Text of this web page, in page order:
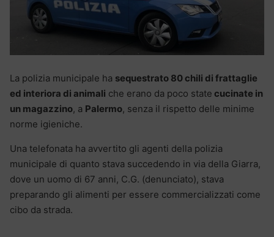
La polizia municipale ha sequestrato 80 chili di frattaglie
ed interiora di animali che erano da poco state cucinate in
un magazzino, a Palermo, senza il rispetto delle minime
norme igieniche.
Una telefonata ha avvertito gli agenti della polizia
municipale di quanto stava succedendo in via della Giarra,
dove un uomo di 67 anni, C.G. (denunciato), stava
preparando gli alimenti per essere commercializzati come
cibo da strada.